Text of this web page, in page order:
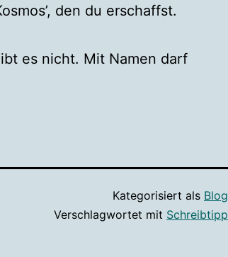
den du erschaffst.
es nicht. Mit Namen darf
Kategorisiert als Blog
Verschlagwortet mit Schreibtipp